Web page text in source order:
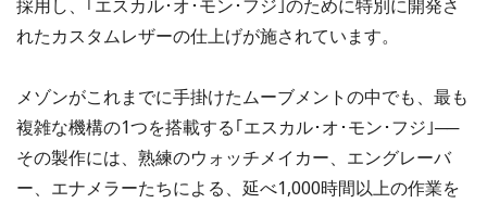
採用し、｢エスカル･オ･モン･フジ｣のために特別に開発さ
れたカスタムレザーの仕上げが施されています。
メゾンがこれまでに手掛けたムーブメントの中でも、最も
複雑な機構の1つを搭載する｢エスカル･オ･モン･フジ｣──
その製作には、熟練のウォッチメイカー、エングレーバ
ー、エナメラーたちによる、延べ1,000時間以上の作業を